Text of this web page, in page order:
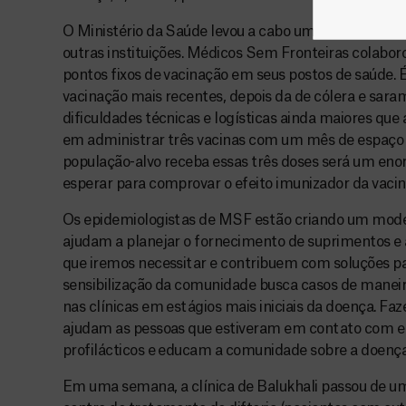
O Ministério da Saúde levou a cabo uma campanha
outras instituições. Médicos Sem Fronteiras
pontos fixos de vacinação em seus postos de saúde.
vacinação mais recentes, depois da de cólera e
dificuldades técnicas e logísticas ainda maiores que
em administrar três vacinas com um mês de
população-alvo receba essas três doses será um
esperar para comprovar o efeito imunizador da
Os epidemiologistas de MSF estão criando um
ajudam a planejar o fornecimento de suprimentos e
que iremos necessitar e contribuem com soluções
sensibilização da comunidade busca casos de
nas clínicas em estágios mais iniciais da doença.
ajudam as pessoas que estiveram em contato com
profilácticos e educam a comunidade sobre a
Em uma semana, a clínica de Balukhali passou de